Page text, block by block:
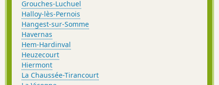
Grouches-Luchuel
Halloy-lès-Pernois
Hangest-sur-Somme
Havernas
Hem-Hardinval
Heuzecourt
Hiermont
La Chaussée-Tirancourt